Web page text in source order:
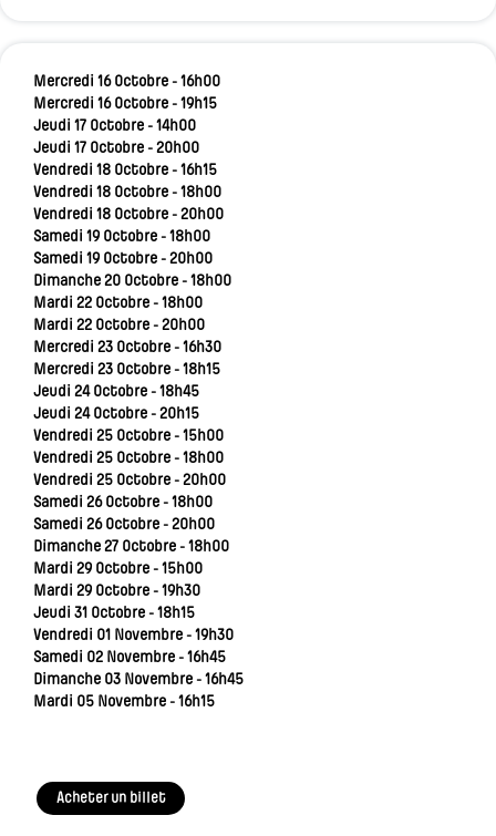
Mercredi 16 Octobre - 16h00
Mercredi 16 Octobre - 19h15
Jeudi 17 Octobre - 14h00
Jeudi 17 Octobre - 20h00
Vendredi 18 Octobre - 16h15
Vendredi 18 Octobre - 18h00
Vendredi 18 Octobre - 20h00
Samedi 19 Octobre - 18h00
Samedi 19 Octobre - 20h00
Dimanche 20 Octobre - 18h00
Mardi 22 Octobre - 18h00
Mardi 22 Octobre - 20h00
Mercredi 23 Octobre - 16h30
Mercredi 23 Octobre - 18h15
Jeudi 24 Octobre - 18h45
Jeudi 24 Octobre - 20h15
Vendredi 25 Octobre - 15h00
Vendredi 25 Octobre - 18h00
Vendredi 25 Octobre - 20h00
Samedi 26 Octobre - 18h00
Samedi 26 Octobre - 20h00
Dimanche 27 Octobre - 18h00
Mardi 29 Octobre - 15h00
Mardi 29 Octobre - 19h30
Jeudi 31 Octobre - 18h15
Vendredi 01 Novembre - 19h30
Samedi 02 Novembre - 16h45
Dimanche 03 Novembre - 16h45
Mardi 05 Novembre - 16h15
Acheter un billet